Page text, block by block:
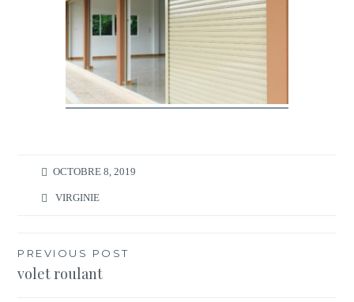
OCTOBRE 8, 2019
VIRGINIE
Navigation
de
PREVIOUS POST
volet roulant